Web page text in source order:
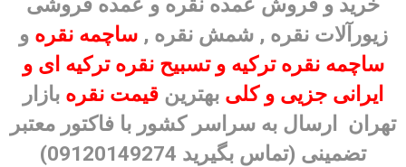
زیورآلات نقره ,شمش نقره ,ساچمه نقره و
ساچمه نقره ترکیه وتسبیح نقرهترکیه ای و
ایرانی جزیی و کلی بهترین قیمت نقره بازار
تهران ارسال به سراسر کشور با فاکتور معتبر
تضمینی (تماس بگیرید 09120149274)